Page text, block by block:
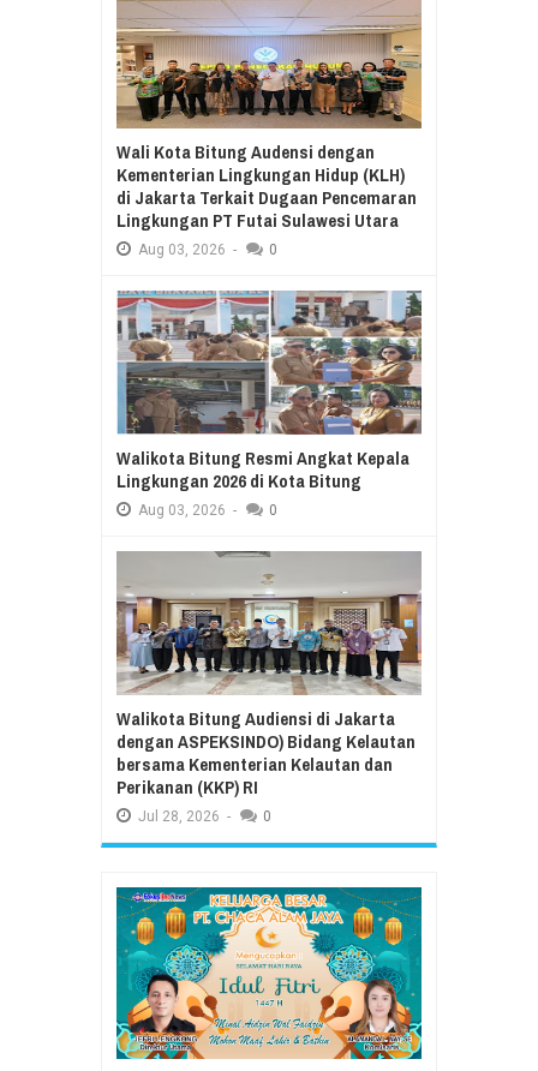
Wali Kota Bitung Audensi dengan
Kementerian Lingkungan Hidup (KLH)
di Jakarta Terkait Dugaan Pencemaran
Lingkungan PT Futai Sulawesi Utara
Aug 03, 2026 - 0
Walikota Bitung Resmi Angkat Kepala
Lingkungan 2026 di Kota Bitung
Aug 03, 2026 - 0
Walikota Bitung Audiensi di Jakarta
dengan ASPEKSINDO) Bidang Kelautan
bersama Kementerian Kelautan dan
Perikanan (KKP) RI
Jul 28, 2026 - 0